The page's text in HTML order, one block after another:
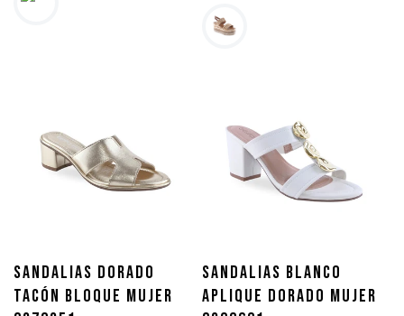
SANDALIAS DORADO
TACÓN BLOQUE MUJER
SANDALIAS BLANCO
APLIQUE DORADO MUJER